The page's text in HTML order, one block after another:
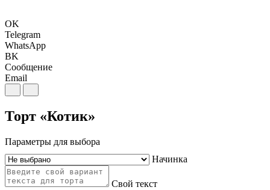
OK
Telegram
WhatsApp
BK
Сообщение
Email
Торт «Котик»
Параметры для выбора
Начинка
Свой текст